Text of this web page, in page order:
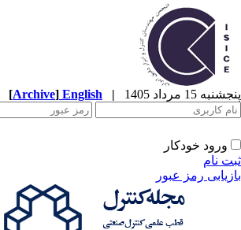
15 مرداد 1405 |
English
[Archive]
ورود خودکار
نام
رمز عبور